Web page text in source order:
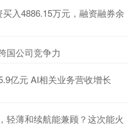
入4886.15万元，融资融券余
国公司竞争力
亿元 AI相关业务营收增长
轻薄和续航能兼顾？这次能火